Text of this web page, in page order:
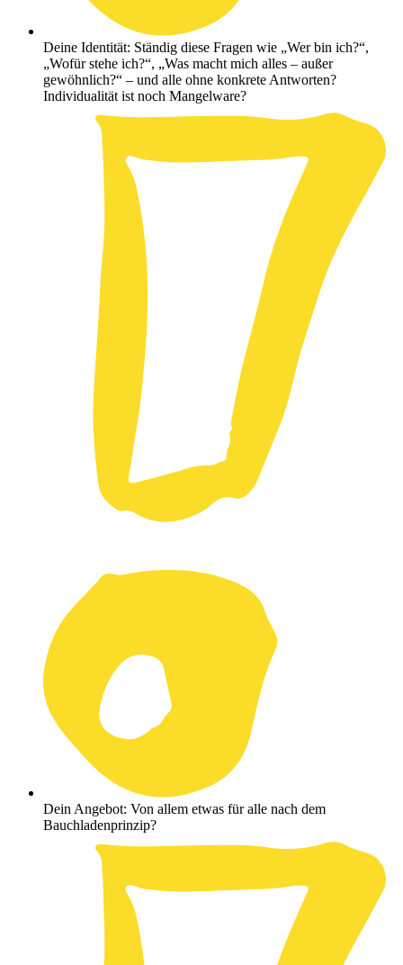
Deine Identität: Ständig diese Fragen wie „Wer bin ich?“,
„Wofür stehe ich?“, „Was macht mich alles – außer
gewöhnlich?“ – und alle ohne konkrete Antworten?
Individualität ist noch Mangelware?
Dein Angebot: Von allem etwas für alle nach dem
Bauchladenprinzip?